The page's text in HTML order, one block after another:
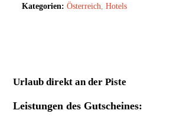
Kategorien: Österreich,Hotels
Urlaub direkt an der Piste
Leistungen des Gutscheines: